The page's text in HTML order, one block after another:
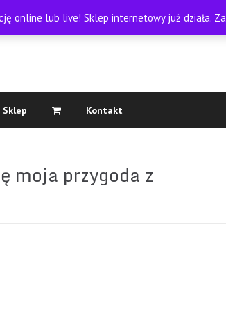
Sklep Kontakt
moja przygoda z
online lub live! Sklep internetowy już działa.